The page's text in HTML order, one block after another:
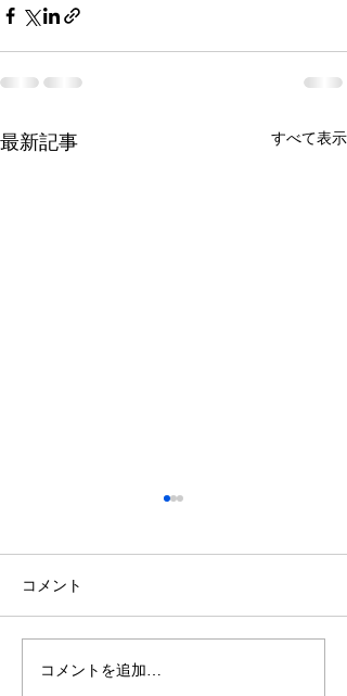
最新記事 すべて表示
2023年12月よりホームペー
ジ始動
コメント
コメントを追加…